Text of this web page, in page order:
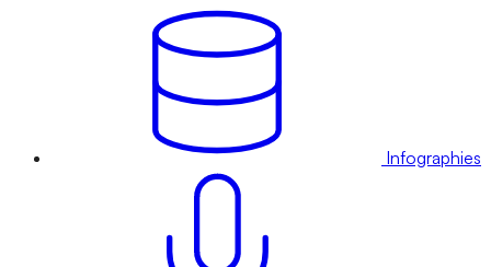
Infographies